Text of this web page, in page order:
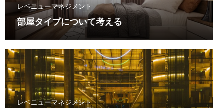
レベニューマネジメント
部屋タイプについて考える
レベニューマネジメント